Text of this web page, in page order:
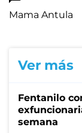
Mama Antula
Ver más
Fentanilo
semana